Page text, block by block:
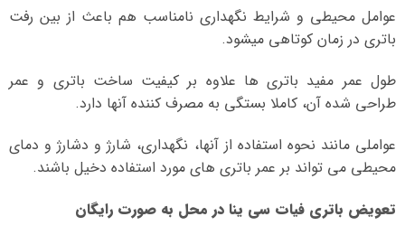
عوامل محیطی و شرایط نگهداری نامناسب هم باعث از بین رفت
باتری در زمان کوتاهی میشود.
طول عمر مفید باتری ها علاوه بر کیفیت ساخت باتری و عمر
طراحی شده آن، کاملا بستگی به مصرف کننده آنها دارد.
عواملی مانند نحوه استفاده از آنها، نگهداری، شارژ و دشارژ و دمای
محیطی می تواند بر عمر باتری های مورد استفاده دخیل باشند.
تعویض باتری فیات سی ینا در محل به صورت رایگان